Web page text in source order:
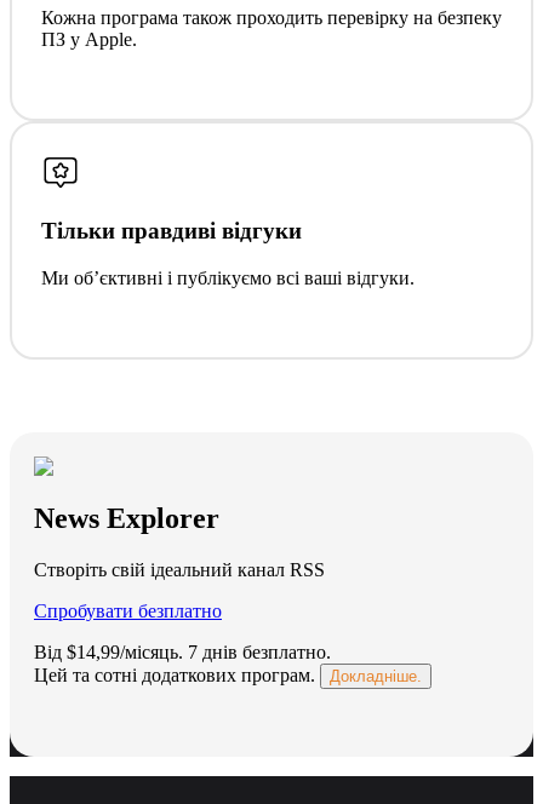
Кожна програма також проходить перевірку на безпеку
ПЗ у Apple.
Тільки правдиві відгуки
Ми обʼєктивні і публікуємо всі ваші відгуки.
News Explorer
Створіть свій ідеальний канал RSS
Спробувати безплатно
Від $14,99/місяць. 7 днів безплатно.
Цей та сотні додаткових програм.
Докладніше.